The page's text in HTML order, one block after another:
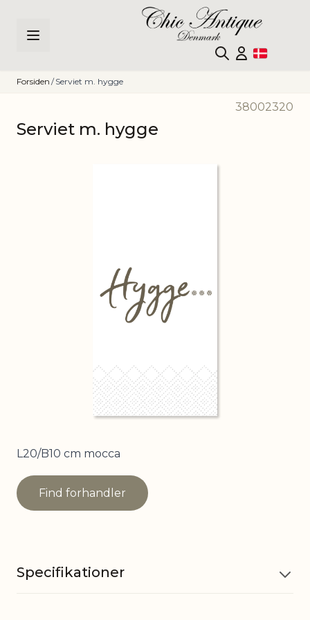
Forsiden / Serviet m. hygge
38002320
Serviet m. hygge
L20/B10 cm mocca
Find forhandler
Specifikationer